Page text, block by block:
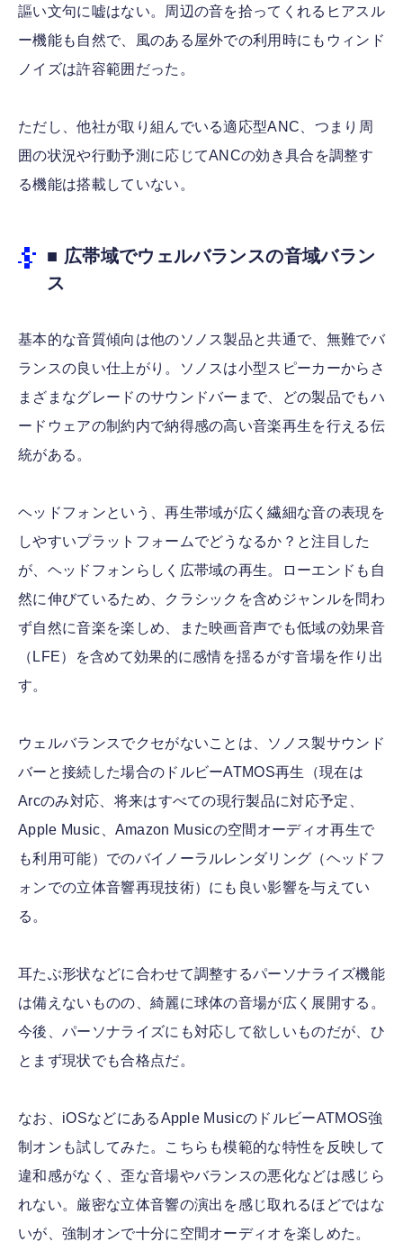
謳い文句に嘘はない。周辺の音を拾ってくれるヒアスル
ー機能も自然で、風のある屋外での利用時にもウィンド
ノイズは許容範囲だった。
ただし、他社が取り組んでいる適応型ANC、つまり周
囲の状況や行動予測に応じてANCの効き具合を調整す
る機能は搭載していない。
■ 広帯域でウェルバランスの音域バラン
ス
基本的な音質傾向は他のソノス製品と共通で、無難でバ
ランスの良い仕上がり。ソノスは小型スピーカーからさ
まざまなグレードのサウンドバーまで、どの製品でもハ
ードウェアの制約内で納得感の高い音楽再生を行える伝
統がある。
ヘッドフォンという、再生帯域が広く繊細な音の表現を
しやすいプラットフォームでどうなるか？と注目した
が、ヘッドフォンらしく広帯域の再生。ローエンドも自
然に伸びているため、クラシックを含めジャンルを問わ
ず自然に音楽を楽しめ、また映画音声でも低域の効果音
（LFE）を含めて効果的に感情を揺るがす音場を作り出
す。
ウェルバランスでクセがないことは、ソノス製サウンド
バーと接続した場合のドルビーATMOS再生（現在は
Arcのみ対応、将来はすべての現行製品に対応予定、
Apple Music、Amazon Musicの空間オーディオ再生で
も利用可能）でのバイノーラルレンダリング（ヘッドフ
ォンでの立体音響再現技術）にも良い影響を与えてい
る。
耳たぶ形状などに合わせて調整するパーソナライズ機能
は備えないものの、綺麗に球体の音場が広く展開する。
今後、パーソナライズにも対応して欲しいものだが、ひ
とまず現状でも合格点だ。
なお、iOSなどにあるApple MusicのドルビーATMOS強
制オンも試してみた。こちらも模範的な特性を反映して
違和感がなく、歪な音場やバランスの悪化などは感じら
れない。厳密な立体音響の演出を感じ取れるほどではな
いが、強制オンで十分に空間オーディオを楽しめた。